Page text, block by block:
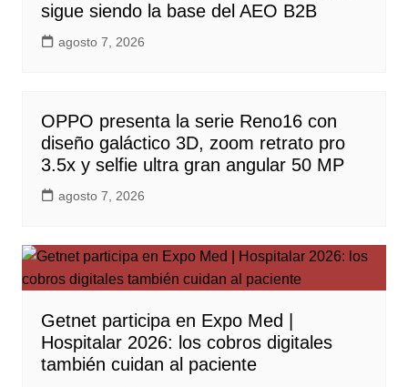
sigue siendo la base del AEO B2B
agosto 7, 2026
OPPO presenta la serie Reno16 con
diseño galáctico 3D, zoom retrato pro
3.5x y selfie ultra gran angular 50 MP
agosto 7, 2026
Getnet participa en Expo Med |
Hospitalar 2026: los cobros digitales
también cuidan al paciente